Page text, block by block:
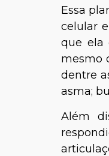
Essa
celular
que ela
mesmo
dentre
asma;
Além